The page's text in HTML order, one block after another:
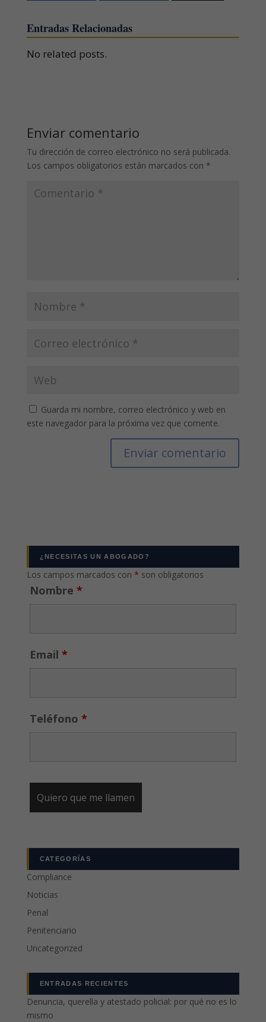
Entradas Relacionadas
No related posts.
Enviar comentario
Tu dirección de correo electrónico no será publicada.
Los campos obligatorios están marcados con *
Guarda mi nombre, correo electrónico y web en
este navegador para la próxima vez que comente.
¿NECESITAS UN ABOGADO?
Los campos marcados con * son obligatorios
Nombre *
Email *
Teléfono *
CATEGORÍAS
Compliance
Noticias
Penal
Penitenciario
Uncategorized
ENTRADAS RECIENTES
Denuncia, querella y atestado policial: por qué no es lo
mismo